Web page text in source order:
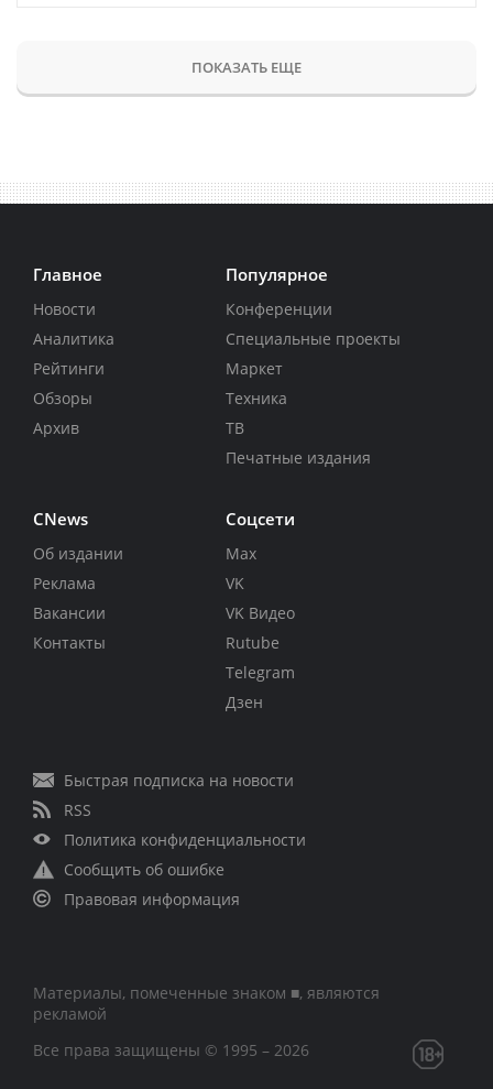
ПОКАЗАТЬ ЕЩЕ
Главное
Новости
Аналитика
Рейтинги
Обзоры
Архив
Популярное
Конференции
Специальные проекты
Маркет
Техника
ТВ
Печатные издания
CNews
Об издании
Реклама
Вакансии
Контакты
Соцсети
Max
VK
VK Видео
Rutube
Telegram
Дзен
Быстрая подписка на новости
RSS
Политика конфиденциальности
Сообщить об ошибке
Правовая информация
Материалы, помеченные знаком ■, являются
рекламой
Все права защищены © 1995 – 2026